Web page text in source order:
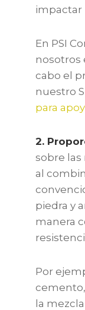
impactar
En PSI
nosotros
cabo el
nuestro
para
2.
sobre las
al
piedra y
manera
Por
la